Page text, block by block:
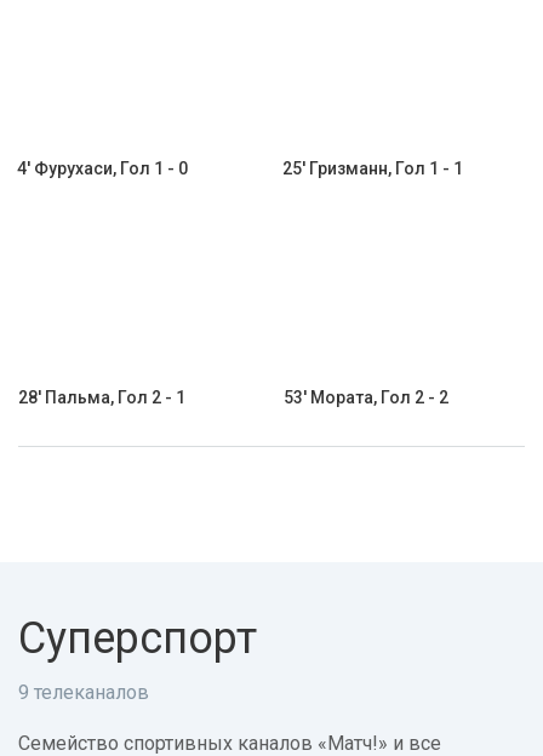
4' Фурухаси, Гол 1 - 0 25' Гризманн, Гол 1 - 1
28' Пальма, Гол 2 - 1 53' Мората, Гол 2 - 2
Суперспорт
9 телеканалов
Семейство спортивных каналов «Матч!» и все